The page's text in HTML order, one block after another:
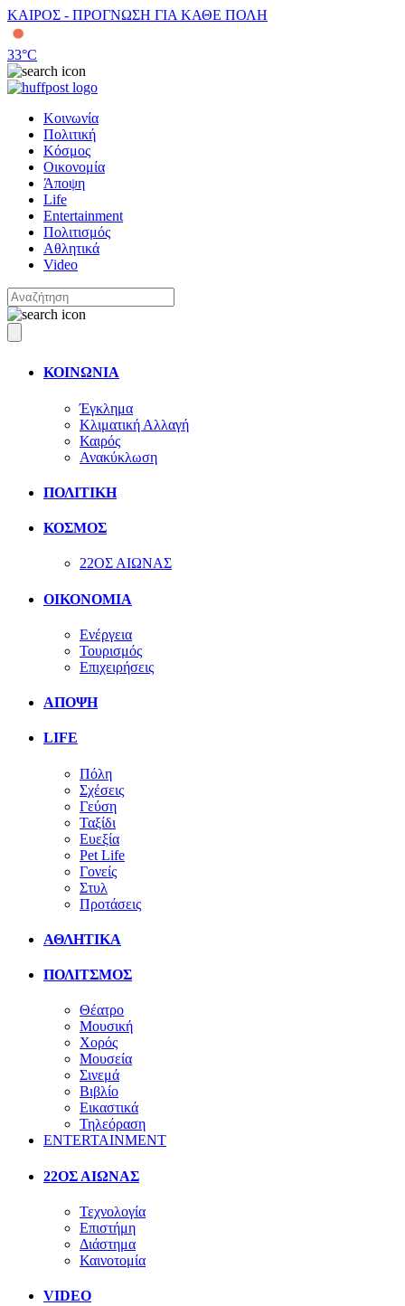
ΚΑΙΡΟΣ - ΠΡΟΓΝΩΣΗ ΓΙΑ ΚΑΘΕ ΠΟΛΗ
33°C
Κοινωνία
Πολιτική
Κόσμος
Οικονομία
Άποψη
Life
Entertainment
Πολιτισμός
Αθλητικά
Video
ΚΟΙΝΩΝΙΑ
Έγκλημα
Κλιματική Αλλαγή
Καιρός
Ανακύκλωση
ΠΟΛΙΤΙΚΗ
ΚΟΣΜΟΣ
22ΟΣ ΑΙΩΝΑΣ
ΟΙΚΟΝΟΜΙΑ
Ενέργεια
Τουρισμός
Επιχειρήσεις
ΑΠΟΨΗ
LIFE
Πόλη
Σχέσεις
Γεύση
Ταξίδι
Ευεξία
Pet Life
Γονείς
Στυλ
Προτάσεις
ΑΘΛΗΤΙΚΑ
ΠΟΛΙΤΣΜΟΣ
Θέατρο
Μουσική
Χορός
Μουσεία
Σινεμά
Βιβλίο
Εικαστικά
Τηλεόραση
ENTERTAINMENT
22ΟΣ ΑΙΩΝΑΣ
Τεχνολογία
Επιστήμη
Διάστημα
Καινοτομία
VIDEO